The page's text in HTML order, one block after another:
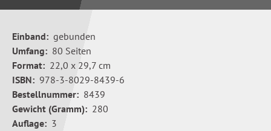
Einband: gebunden
Umfang: 80 Seiten
Format: 22,0 x 29,7 cm
ISBN: 978-3-8029-8439-6
Bestellnummer: 8439
Gewicht (Gramm): 280
Auflage: 3